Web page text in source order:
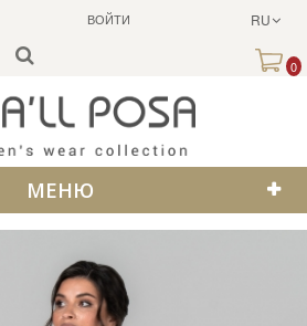
ВОЙТИ RU
0
МЕНЮ